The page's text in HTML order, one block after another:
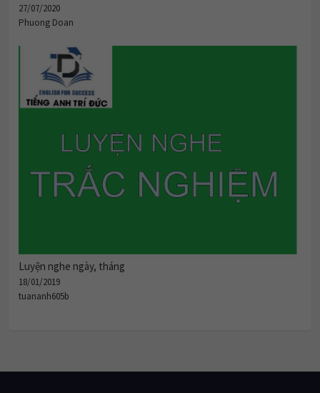
27/07/2020
Phuong Doan
Luyện nghe ngày, tháng
18/01/2019
tuananh605b